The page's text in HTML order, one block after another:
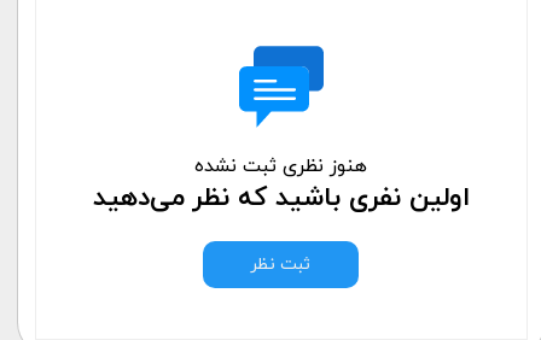
هنوز نظری ثبت نشده
اولین نفری باشید که نظر می‌دهید
ثبت نظر